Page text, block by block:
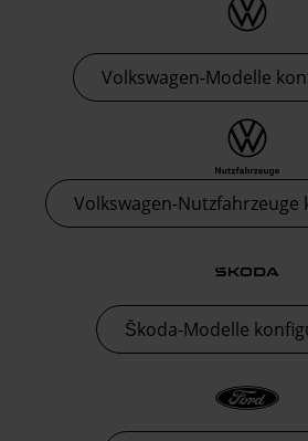
Volkswagen-Modelle
Volkswagen-
Škoda-Modelle